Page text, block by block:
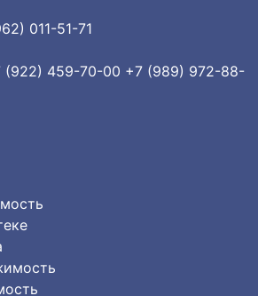
011-51-71
(922) 459-70-00 +7 (989) 972-88-